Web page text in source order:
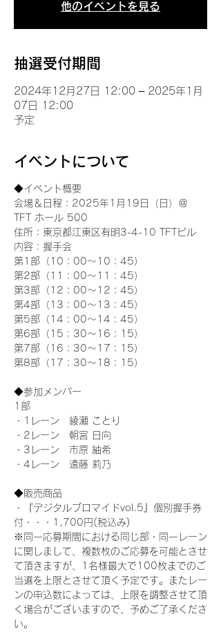
他のイベントを見る
抽選受付期間
2024年12月27日 12:00 – 2025年1月
07日 12:00
予定
イベントについて
◆イベント概要
会場＆日程：2025年1月19日（日）＠
TFT ホール 500
住所：東京都江東区有明3-4-10 TFTビル
内容：握手会
第1部（10：00～10：45）
第2部（11：00～11：45）
第3部（12：00～12：45）
第4部（13：00～13：45）
第5部（14：00～14：45）
第6部（15：30～16：15）
第7部（16：30～17：15）
第8部（17：30～18：15）
◆参加メンバー
1部
・1レーン　綾瀬 ことり
・2レーン　朝宮 日向
・3レーン　市原 紬希
・4レーン　遠藤 莉乃
◆販売商品
・『デジタルブロマイドvol.5』個別握手券
付・・・1,700円(税込み)
※同一応募期間における同じ部・同一レーン
に関しまして、複数枚のご応募を可能とさせ
て頂きますが、1名様最大で100枚までのご
当選を上限とさせて頂く予定です。またレー
ンの申込数によっては、上限を調整させて頂
く場合がございますので、予めご了承くださ
い。